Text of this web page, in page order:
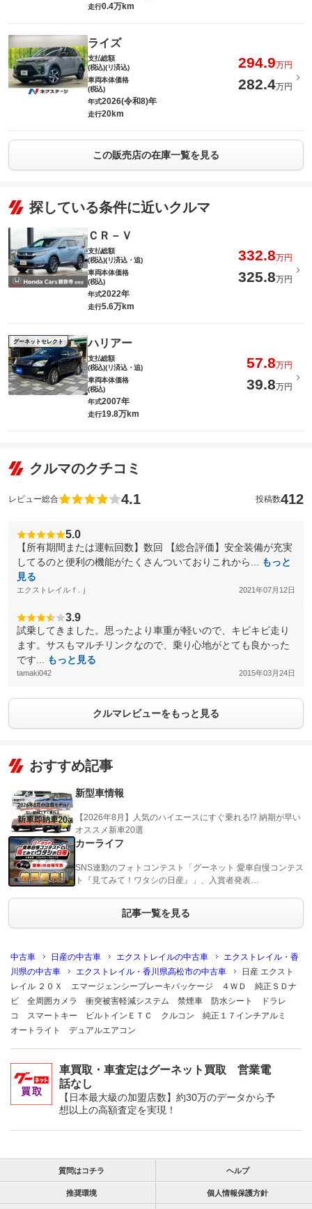
走行0.4万km
ライズ
支払総額
(税込)(リ済込)
294.9万円
車両本体価格
(税込)
282.4万円
年式2026(令和8)年
走行20km
この販売店の在庫一覧を見る
探している条件に近いクルマ
ＣＲ－Ｖ
支払総額
(税込)(リ済込・追)
332.8万円
車両本体価格
(税込)
325.8万円
年式2022年
走行5.6万km
グーネットセレクト ハリアー
支払総額
(税込)(リ済込・追)
57.8万円
車両本体価格
(税込)
39.8万円
年式2007年
走行19.8万km
クルマのクチコミ
レビュー総合 4.1 投稿数412
5.0
【所有期間または運転回数】数回 【総合評価】安全装備が充実
してるのと便利の機能がたくさんついておりこれから...
もっと
見る
エクストレイルｆ.ｊ 2021年07月12日
3.9
試乗してきました。思ったより車重が軽いので、キビキビ走り
ます。サスもマルチリンクなので、乗り心地がとても良かった
です...
もっと見る
tamaki042 2015年03月24日
クルマレビューをもっと見る
おすすめ記事
新型車情報
【2026年8月】人気のハイエースにすぐ乗れる!? 納期が早い
オススメ新車20選
カーライフ
SNS連動のフォトコンテスト「グーネット 愛車自慢コンテス
ト『見てみて！ワタシの日産』」、入賞者発表…
記事一覧を見る
中古車 日産の中古車 エクストレイルの中古車
エクストレイル・香
川県の中古車
エクストレイル・香川県高松市の中古車
日産 エクスト
レイル ２０Ｘ エマージェンシーブレーキパッケージ ４ＷＤ 純正ＳＤナ
ビ 全周囲カメラ 衝突被害軽減システム 禁煙車 防水シート ドラレ
コ スマートキー ビルトインＥＴＣ クルコン 純正１７インチアルミ
オートライト デュアルエアコン
車買取・車査定はグーネット買取 営業電
話なし
【日本最大級の加盟店数】約30万のデータから予
想以上の高額査定を実現！
質問はコチラ ヘルプ
推奨環境 個人情報保護方針